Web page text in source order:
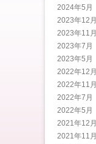
2024年5月
2023年12月
2023年11月
2023年7月
2023年5月
2022年12月
2022年11月
2022年7月
2022年5月
2021年12月
2021年11月